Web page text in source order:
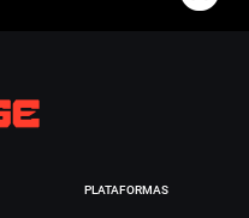
PLATAFORMAS